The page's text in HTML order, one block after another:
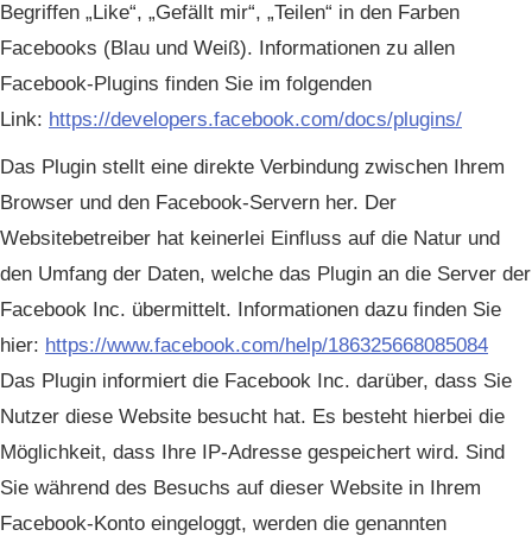
Begriffen „Like“, „Gefällt mir“, „Teilen“ in den Farben
Facebooks (Blau und Weiß). Informationen zu allen
Facebook-Plugins finden Sie im folgenden
Link: https://developers.facebook.com/docs/plugins/
Das Plugin stellt eine direkte Verbindung zwischen Ihrem
Browser und den Facebook-Servern her. Der
Websitebetreiber hat keinerlei Einfluss auf die Natur und
den Umfang der Daten, welche das Plugin an die Server der
Facebook Inc. übermittelt. Informationen dazu finden Sie
hier: https://www.facebook.com/help/186325668085084
Das Plugin informiert die Facebook Inc. darüber, dass Sie
Nutzer diese Website besucht hat. Es besteht hierbei die
Möglichkeit, dass Ihre IP-Adresse gespeichert wird. Sind
Sie während des Besuchs auf dieser Website in Ihrem
Facebook-Konto eingeloggt, werden die genannten